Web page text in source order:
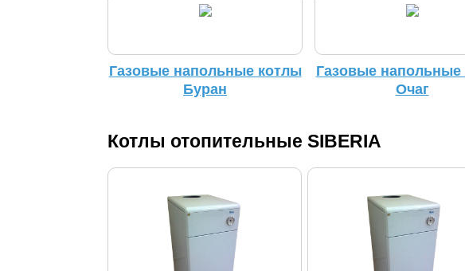
Газовые напольные котлы
Буран
Газовые напольные
Очаг
Котлы отопительные SIBERIA